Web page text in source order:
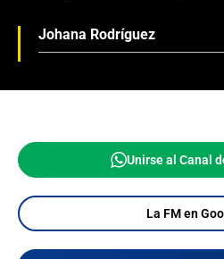
Johana Rodríguez
Unirse al Canal
La FM en